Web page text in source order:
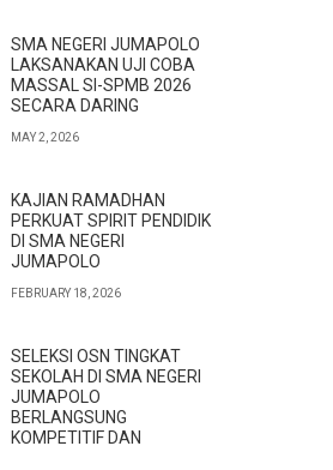
SMA NEGERI JUMAPOLO
LAKSANAKAN UJI COBA
MASSAL SI-SPMB 2026
SECARA DARING
MAY 2, 2026
KAJIAN RAMADHAN
PERKUAT SPIRIT PENDIDIK
DI SMA NEGERI
JUMAPOLO
FEBRUARY 18, 2026
SELEKSI OSN TINGKAT
SEKOLAH DI SMA NEGERI
JUMAPOLO
BERLANGSUNG
KOMPETITIF DAN